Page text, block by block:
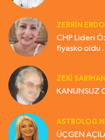
ZERRIN
CHP Lideri
fiyasko oldu .
ZEKI SARIHAN
KANUNSUZ
ASTROLOG
ÜÇGEN